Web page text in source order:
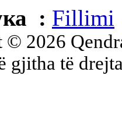
: Fillimi
2026
gjitha të